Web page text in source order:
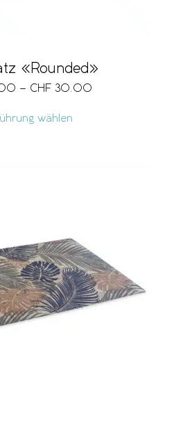
«Rounded»
– CHF 30.00
wählen